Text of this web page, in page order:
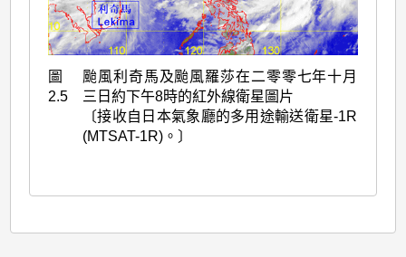
圖
2.5
颱風利奇馬及颱風羅莎在二零零七年十月
三日約下午8時的紅外線衛星圖片
〔接收自日本氣象廳的多用途輸送衛星-1R
(MTSAT-1R)。〕